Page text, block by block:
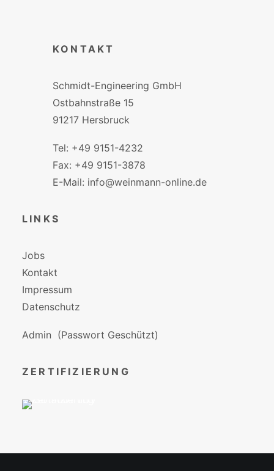
KONTAKT
Schmidt-Engineering GmbH
Ostbahnstraße 15
91217 Hersbruck
Tel: +49 9151-4232
Fax: +49 9151-3878
E-Mail: info@weinmann-online.de
LINKS
Jobs
Kontakt
Impressum
Datenschutz
Admin (Passwort Geschützt)
ZERTIFIZIERUNG